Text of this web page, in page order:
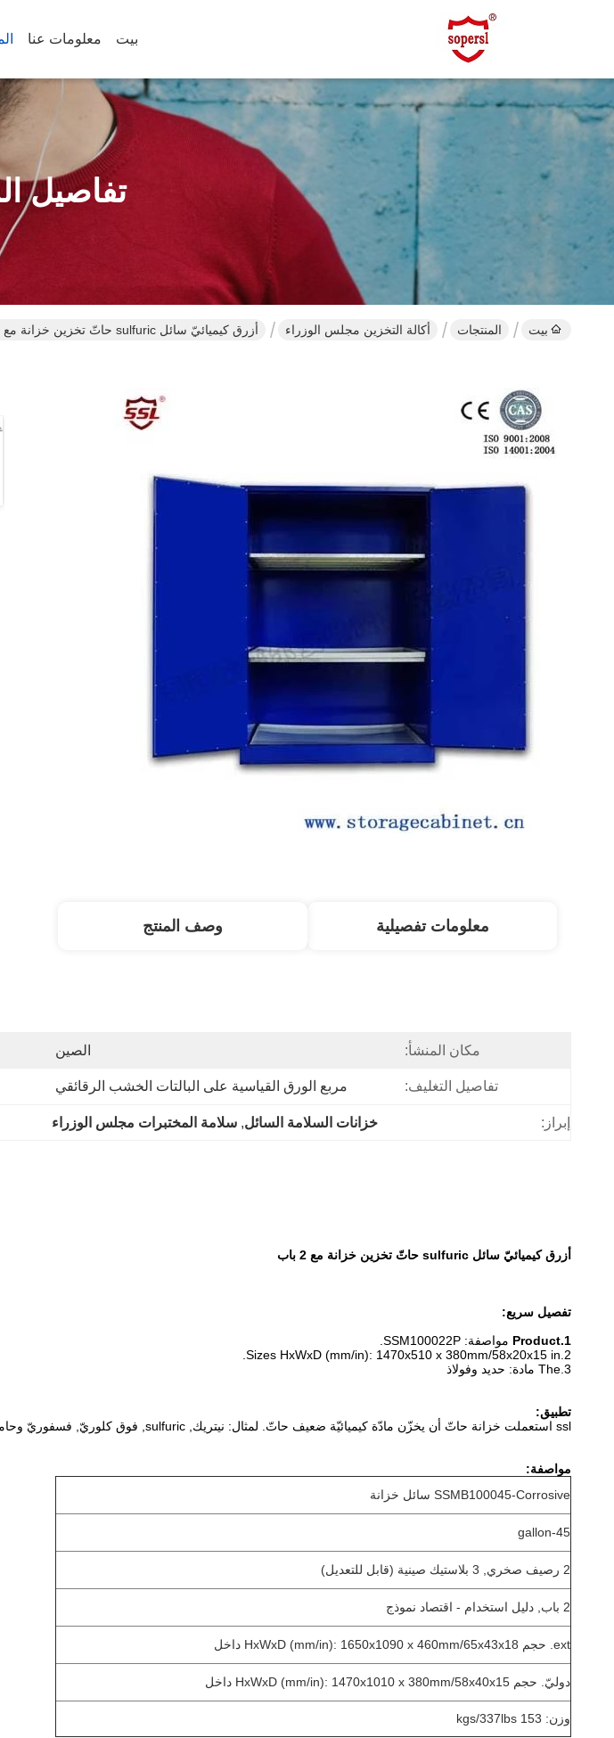
بيت معلومات عنا
تفاصيل
بيت المنتجات أكالة التخزين مجلس الوزراء أزرق كيميائيّ سائل sulfuric حاتّ تخزين خزانة مع 2 باب
معلومات تفصيلية وصف المنتج
مكان المنشأ: الصين
تفاصيل التغليف: مربع الورق القياسية على البالتات الخشب الرقائقي
إبراز: خزانات السلامة السائل, سلامة المختبرات مجلس الوزراء
أزرق كيميائيّ سائل sulfuric حاتّ تخزين خزانة مع 2 باب
تفصيل سريع:
1.Product
مواصفة: SSM100022P.
2.Sizes
HxWxD (mm/in): 1470x510 x 380mm/58x20x15 in.
3.The
مادة: حديد وفولاذ
تطبيق:
ssl استعملت خزانة حاتّ أن يخزّن مادّة كيميائيّة ضعيف حاتّ. لمثال: نيتريك, sulfuric, فوق كلوريّ, فسفوريّ وحامض كروميّ.
مواصفة:
SSMB100045-Corrosive سائل خزانة
45-gallon
2 رصيف صخري, 3 بلاستيك صينية (قابل للتعديل)
2 باب, دليل استخدام - اقتصاد نموذج
ext. حجم HxWxD (mm/in): 1650x1090 x 460mm/65x43x18 داخل
دوليّ. حجم HxWxD (mm/in): 1470x1010 x 380mm/58x40x15 داخل
وزن: 153 kgs/337lbs